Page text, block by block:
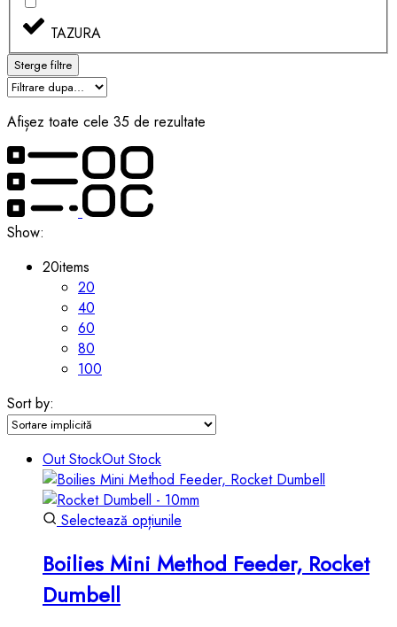
TAZURA
Sterge filtre
Afișez toate cele 35 de rezultate
Show:
20items
20
40
60
80
100
Sort by:
Out StockOut Stock
Selectează opțiunile
are
mai
Boilies Mini Method Feeder, Rocket
Dumbell